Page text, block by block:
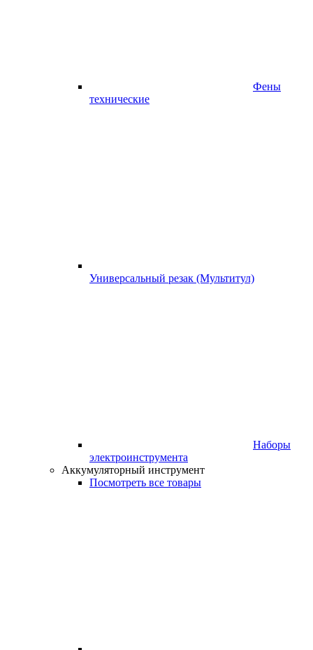
Фены
технические
Универсальный резак (Мультитул)
Наборы
электроинструмента
Аккумуляторный инструмент
Посмотреть все товары